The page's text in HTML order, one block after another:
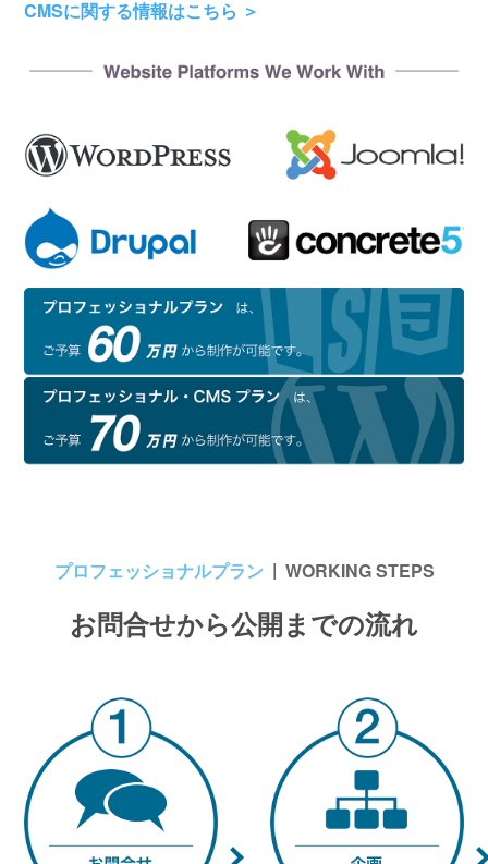
CMSに関する情報はこちら
プロフェッショナルプラン WORKING STEPS
お問合せから公開までの流れ